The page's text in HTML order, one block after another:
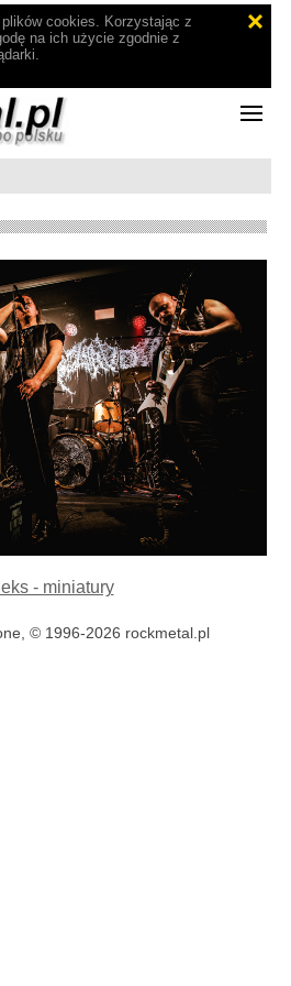
cookies. Korzystając z
na ich użycie zgodnie z
- miniatury
© 1996-2026 rockmetal.pl